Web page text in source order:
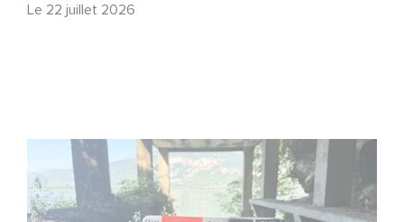
Le 22 juillet 2026
Le tournage de la mini-série Le Roman de Marceau Miller
a débuté